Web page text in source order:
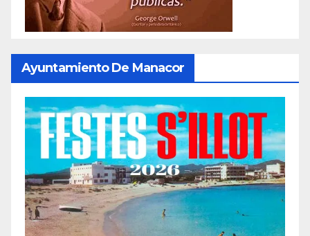
Ayuntamiento De Manacor